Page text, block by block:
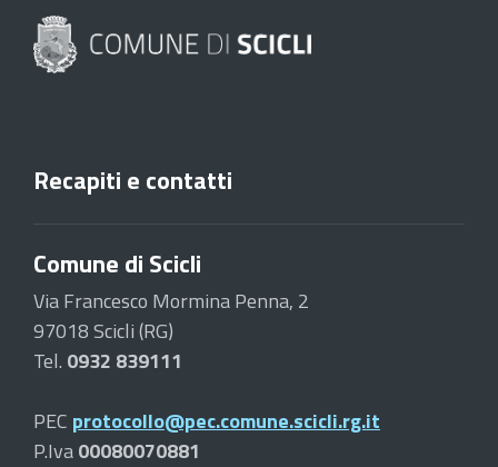
Recapiti e contatti
Comune di Scicli
Via Francesco Mormina Penna, 2
97018 Scicli (RG)
Tel. 0932 839111
PEC protocollo@pec.comune.scicli.rg.it
P.Iva00080070881